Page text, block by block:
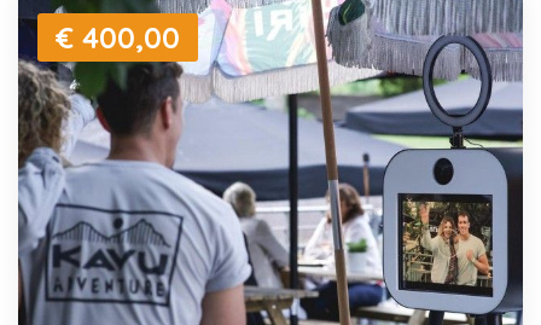
€ 400,00